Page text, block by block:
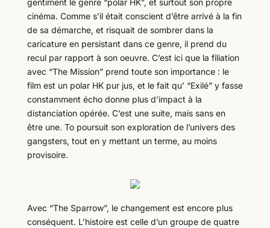
gentiment le genre “polar HK”, et surtout son propre
cinéma. Comme s’il était conscient d’être arrivé à la fin
de sa démarche, et risquait de sombrer dans la
caricature en persistant dans ce genre, il prend du
recul par rapport à son oeuvre. C’est ici que la filiation
avec “The Mission” prend toute son importance : le
film est un polar HK pur jus, et le fait qu’ “Exilé” y fasse
constamment écho donne plus d’impact à la
distanciation opérée. C’est une suite, mais sans en
être une. To poursuit son exploration de l’univers des
gangsters, tout en y mettant un terme, au moins
provisoire.
Avec “The Sparrow”, le changement est encore plus
conséquent. L’histoire est celle d’un groupe de quatre